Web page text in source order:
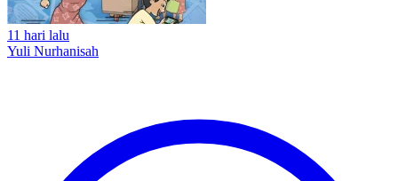
11 hari lalu
Yuli Nurhanisah